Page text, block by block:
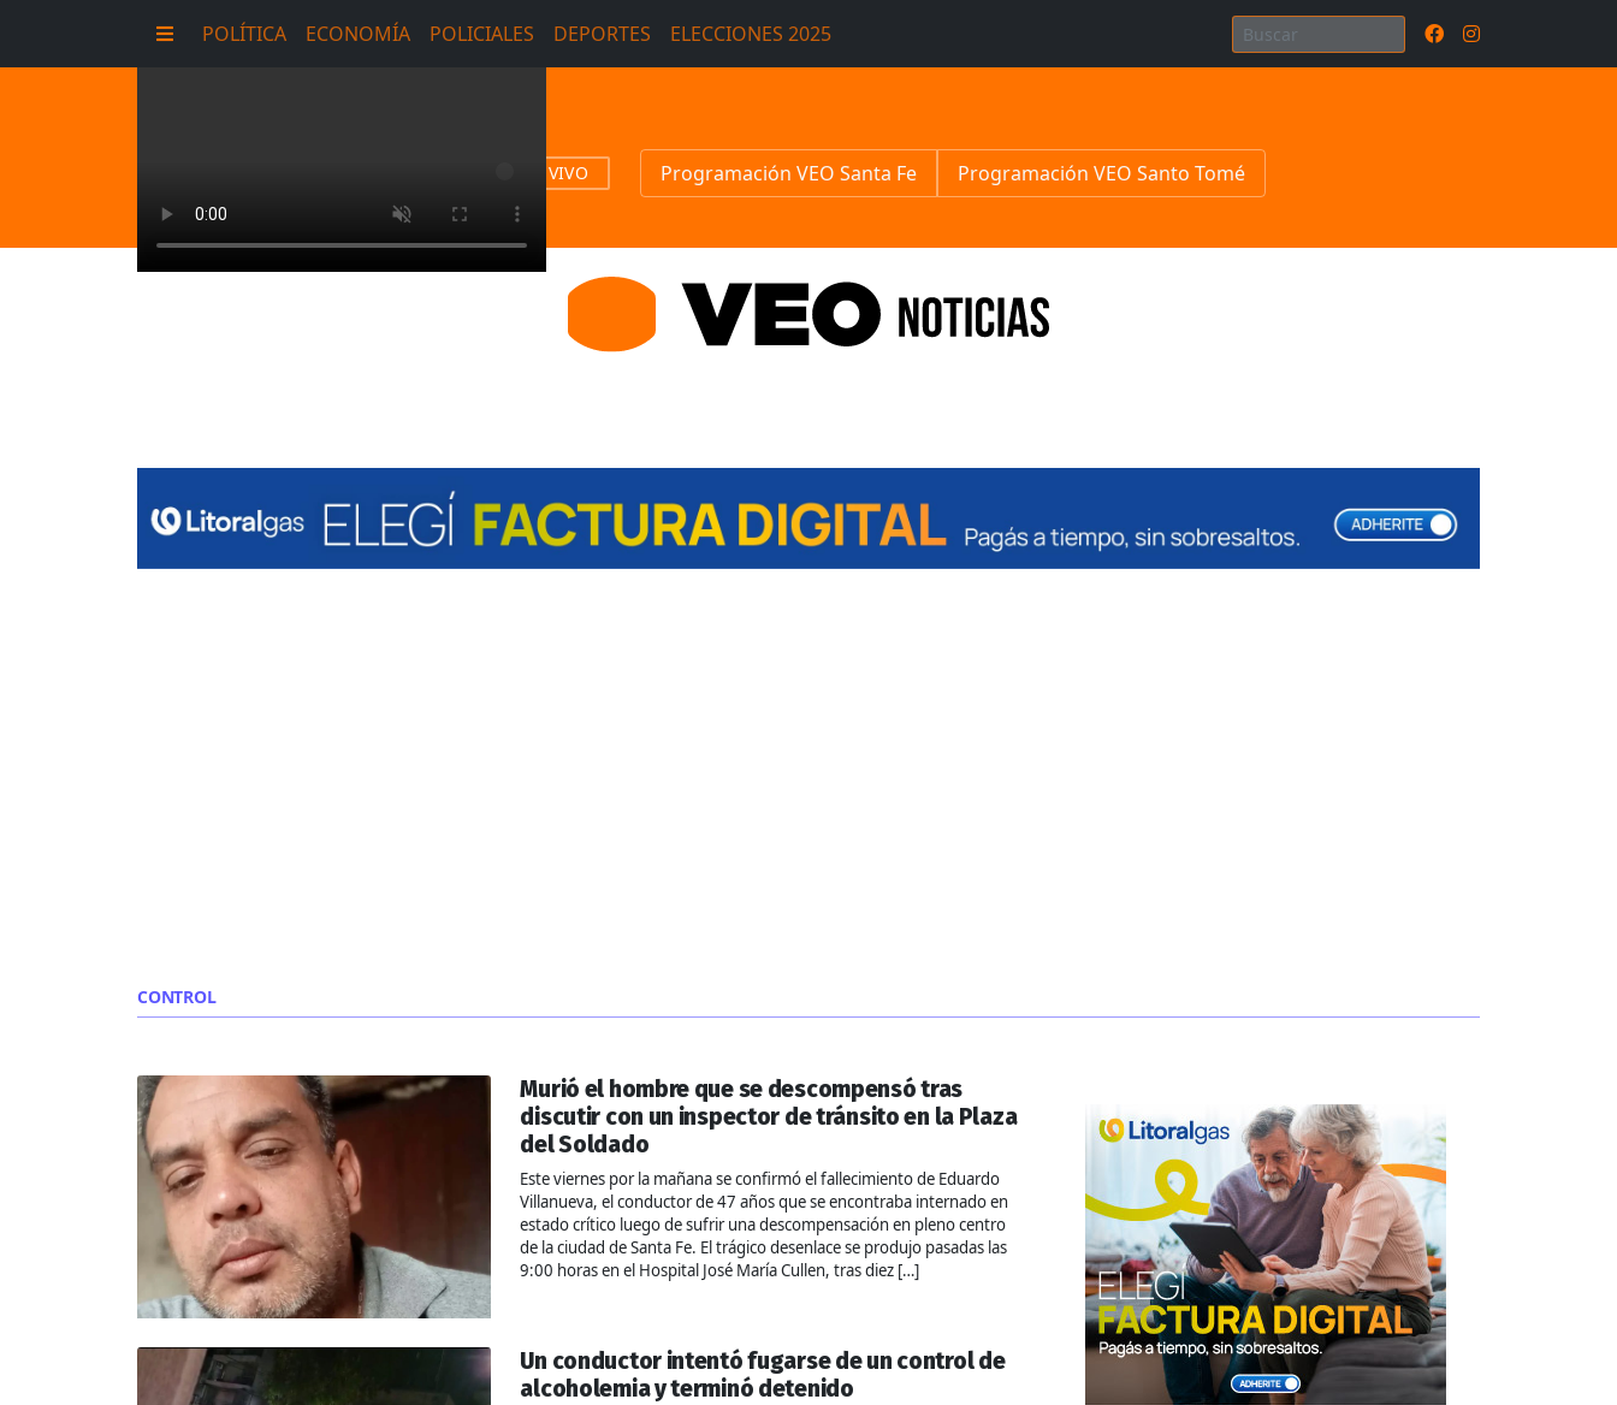
POLÍTICA ECONOMÍA POLICIALES DEPORTES ELECCIONES 2025
EN VIVO Programación VEO Santa Fe Programación VEO Santo Tomé
CONTROL
Murió el hombre que se descompensó tras
discutir con un inspector de tránsito en la Plaza
del Soldado
Este viernes por la mañana se confirmó el fallecimiento de Eduardo
Villanueva, el conductor de 47 años que se encontraba internado en
estado crítico luego de sufrir una descompensación en pleno centro
de la ciudad de Santa Fe. El trágico desenlace se produjo pasadas las
9:00 horas en el Hospital José María Cullen, tras diez […]
Un conductor intentó fugarse de un control de
alcoholemia y terminó detenido